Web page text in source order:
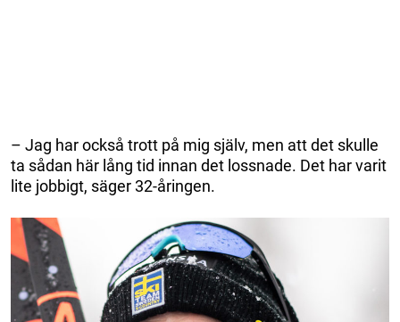
– Jag har också trott på mig själv, men att det skulle
ta sådan här lång tid innan det lossnade. Det har varit
lite jobbigt, säger 32-åringen.